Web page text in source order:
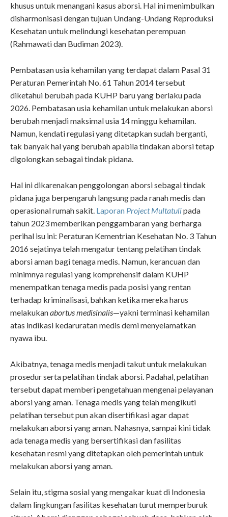
khusus untuk menangani kasus aborsi. Hal ini menimbulkan
disharmonisasi dengan tujuan Undang-Undang Reproduksi
Kesehatan untuk melindungi kesehatan perempuan
(Rahmawati dan Budiman 2023).
Pembatasan usia kehamilan yang terdapat dalam Pasal 31
Peraturan Pemerintah No. 61 Tahun 2014 tersebut
diketahui berubah pada KUHP baru yang berlaku pada
2026. Pembatasan usia kehamilan untuk melakukan aborsi
berubah menjadi maksimal usia 14 minggu kehamilan.
Namun, kendati regulasi yang ditetapkan sudah berganti,
tak banyak hal yang berubah apabila tindakan aborsi tetap
digolongkan sebagai tindak pidana.
Hal ini dikarenakan penggolongan aborsi sebagai tindak
pidana juga berpengaruh langsung pada ranah medis dan
operasional rumah sakit. Laporan Project Multatulipada
tahun 2023 memberikan penggambaran yang berharga
perihal isu ini: Peraturan Kementrian Kesehatan No. 3 Tahun
2016 sejatinya telah mengatur tentang pelatihan tindak
aborsi aman bagi tenaga medis. Namun, kerancuan dan
minimnya regulasi yang komprehensif dalam KUHP
menempatkan tenaga medis pada posisi yang rentan
terhadap kriminalisasi, bahkan ketika mereka harus
melakukanabortus medisinalis—yakni terminasi kehamilan
atas indikasi kedaruratan medis demi menyelamatkan
nyawa ibu.
Akibatnya, tenaga medis menjadi takut untuk melakukan
prosedur serta pelatihan tindak aborsi. Padahal, pelatihan
tersebut dapat memberi pengetahuan mengenai pelayanan
aborsi yang aman. Tenaga medis yang telah mengikuti
pelatihan tersebut pun akan disertifikasi agar dapat
melakukan aborsi yang aman. Nahasnya, sampai kini tidak
ada tenaga medis yang bersertifikasi dan fasilitas
kesehatan resmi yang ditetapkan oleh pemerintah untuk
melakukan aborsi yang aman.
Selain itu, stigma sosial yang mengakar kuat di Indonesia
dalam lingkungan fasilitas kesehatan turut memperburuk